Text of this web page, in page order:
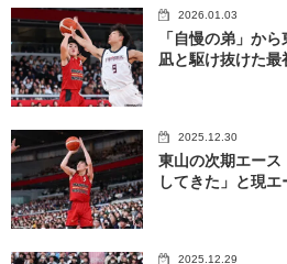
2026.01.03
「自慢の弟」か
凪と駆け抜けた最
2025.12.30
東山の次期エー
してきた」と現
2025.12.29